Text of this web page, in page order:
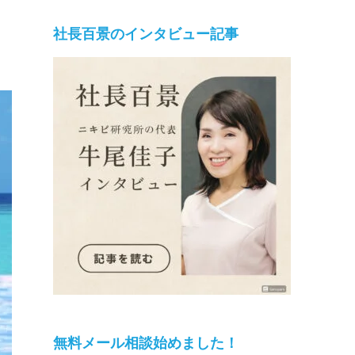
社長百景のインタビュー記事
無料メール相談始めました！